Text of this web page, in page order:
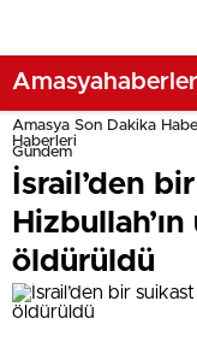
Amasya Son Dakika
Haberleri
Gündem
İsrail’den
öldürüldü